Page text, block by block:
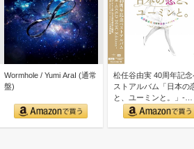
Wormhole / Yumi AraI (通常
盤)
松任谷由実 40周年記念
ストアルバム「日本の
と、ユーミンと。」-
GOLD DISC Editi…